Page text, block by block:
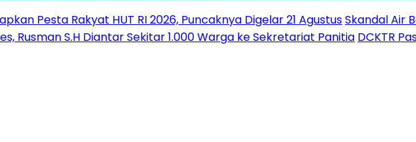
Pesta Rakyat HUT RI 2026, Puncaknya Digelar 21 AgustusSkandal Air
Rusman S.H Diantar Sekitar 1.000 Warga ke Sekretariat Panitia DCKTR